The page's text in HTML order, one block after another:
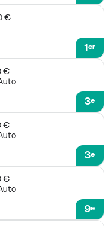
€
1er
€
3e
€
3e
€
9e